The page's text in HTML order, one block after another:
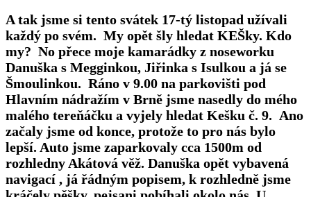
A tak jsme si tento svátek 17-tý listopad užívali
každý po svém. My opět šly hledat KEŠky. Kdo
my? No přece moje kamarádky z noseworku
Danuška s Megginkou, Jiřinka s Isulkou a já se
Šmoulinkou. Ráno v 9.00 na parkovišti pod
Hlavním nádražím v Brně jsme nasedly do mého
malého tereňáčku a vyjely hledat Kešku č. 9. Ano
začaly jsme od konce, protože to pro nás bylo
lepší. Auto jsme zaparkovaly cca 1500m od
rozhledny Akátová věž. Danuška opět vybavená
navigací , já řádným popisem, k rozhledně jsme